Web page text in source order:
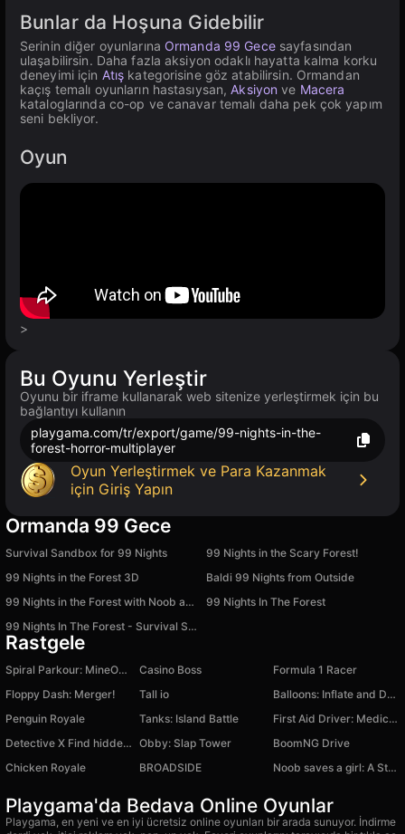
Bunlar da Hoşuna Gidebilir
Serinin diğer oyunlarına Ormanda 99 Gecesayfasından
ulaşabilirsin. Daha fazla aksiyon odaklı hayatta kalma korku
deneyimi için Atış kategorisine göz atabilirsin. Ormandan
kaçış temalı oyunların hastasıysan,Aksiyon ve Macera
kataloglarında co-op ve canavar temalı daha pek çok yapım
seni bekliyor.
Oyun
>
Bu Oyunu Yerleştir
Oyunu bir iframe kullanarak web sitenize yerleştirmek için bu
bağlantıyı kullanın
playgama.com/tr/export/game/99-nights-in-the-
forest-horror-multiplayer
Oyun Yerleştirmek ve Para Kazanmak
için Giriş Yapın
Ormanda 99 Gece
Survival Sandbox for 99 Nights
99 Nights in the Scary Forest!
99 Nights in the Forest 3D
Baldi 99 Nights from Outside
99 Nights in the Forest with Noob and Pro!
99 Nights In The Forest
99 Nights In The Forest - Survival Simulator
Rastgele
Spiral Parkour: MineObby Casino Boss
Formula 1 Racer
Floppy Dash: Merger!
Tall io
Balloons: Inflate and DO NOT pop!
Penguin Royale
Tanks: Island Battle
First Aid Driver: Medical Help
Detective X Find hidden object Obby: Slap Tower
BoomNG Drive
Chicken Royale
BROADSIDE Noob saves a girl: A Story
Playgama'da Bedava Online Oyunlar
Playgama, en yeni ve en iyi ücretsiz online oyunları bir arada sunuyor. İndirme